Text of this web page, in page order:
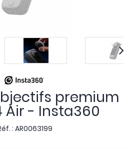
premium
Air - Insta360
: AR0063199